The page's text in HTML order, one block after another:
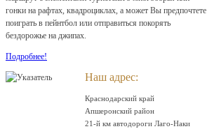
гонки на рафтах, квадроциклах, а может Вы предпочтете
поиграть в пейнтбол или отправиться покорять
бездорожье на джипах.
Подробнее!
Наш адрес:
Краснодарский край
Апшеронский район
21-й км автодороги Лаго-Наки